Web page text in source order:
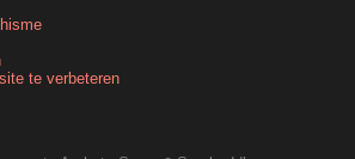
te verbeteren